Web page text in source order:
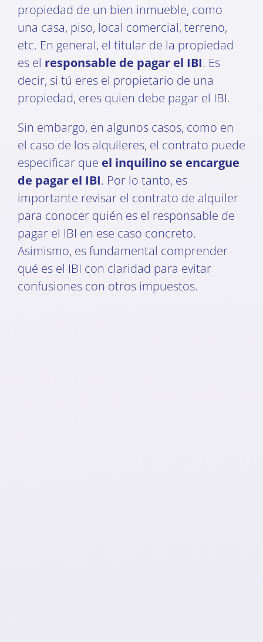
propiedad de un bien inmueble, como
una casa, piso, local comercial, terreno,
etc. En general, el titular de la propiedad
es el responsable de pagar el IBI. Es
decir, si tú eres el propietario de una
propiedad, eres quien debe pagar el IBI.
Sin embargo, en algunos casos, como en
el caso de los alquileres, el contrato puede
especificar que el inquilino se encargue
de pagar el IBI. Por lo tanto, es
importante revisar el contrato de alquiler
para conocer quién es el responsable de
pagar el IBI en ese caso concreto.
Asimismo, es fundamental comprender
qué es el IBI con claridad para evitar
confusiones con otros impuestos.